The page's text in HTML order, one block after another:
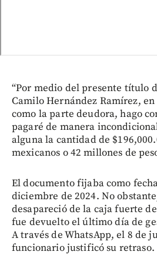
“Por medio del presente título
Camilo Hernández Ramírez,
como la parte deudora, hago
pagaré de manera
alguna la cantidad de
mexicanos o 42 millones de
El documento fijaba como
diciembre de 2024. No
desapareció de la caja fuerte
fue devuelto el último día de
A través de WhatsApp, el 8 de
funcionario justificó su retraso.